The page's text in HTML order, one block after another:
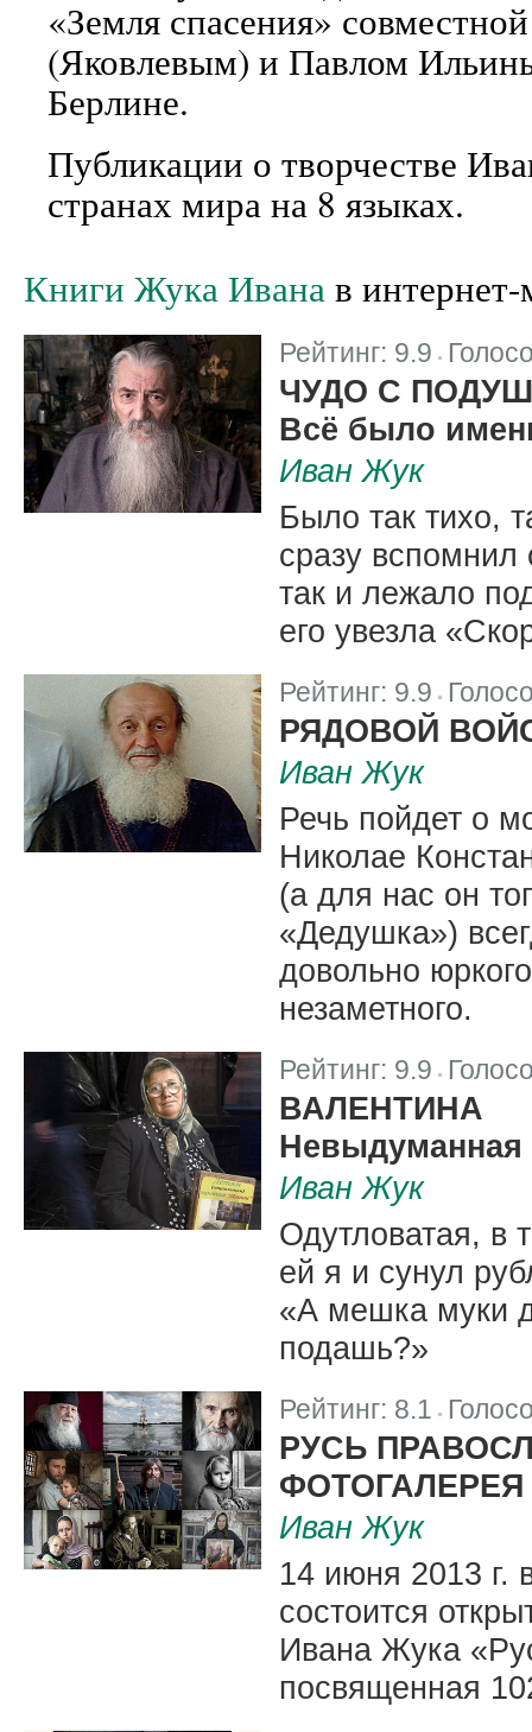
«Земля спасения»
(Яковлевым) и Павлом
Берлине.
Публикации о творчестве
странах мира на 8 языках.
Книги Жука Иванав
Рейтинг: 9.9
ЧУДО С
Всё было
Иван Жук
Было так тихо,
сразу
так и лежало
его увезла
Рейтинг: 9.9
РЯДОВОЙ
Иван Жук
Речь пойдет о
Николае
(а для нас он
«Дедушка»)
довольно
незаметного.
Рейтинг: 9.9
ВАЛЕНТИНА
Невыдуманная
Иван Жук
Одутловатая, в
ей я и сунул
«А мешка муки
подашь?»
Рейтинг: 8.1
РУСЬ
ФОТОГАЛЕРЕЯ
Иван Жук
14 июня 2013 г.
состоится
Ивана Жука
посвященная